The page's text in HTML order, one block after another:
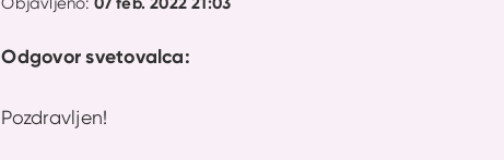
Odgovor svetovalca:
Pozdravljen!